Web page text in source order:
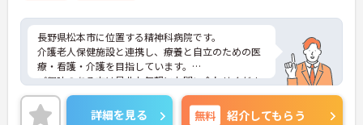
長野県松本市に位置する精神科病院です。
介護老人保健施設と連携し、療養と自立のための医
療・看護・介護を目指しています。
ご興味のある方は是非お気軽にお問い合わせくださ
い。
詳細を見る 無料 紹介してもらう